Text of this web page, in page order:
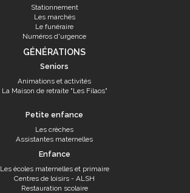
Stationnement
Les marchés
Le funéraire
Numéros d'urgence
GÉNÉRATIONS
Seniors
Animations et activités
La Maison de retraite "Les Filaos"
Petite enfance
Les crèches
Assistantes maternelles
Enfance
Les écoles maternelles et primaire
Centres de loisirs - ALSH
Restauration scolaire